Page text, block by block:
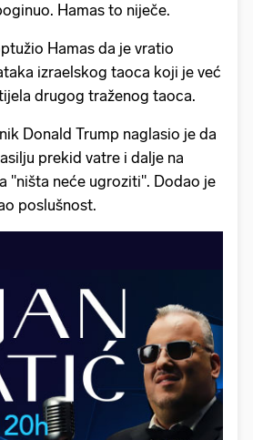
Hamas to niječe.
Hamas da je vratio
izraelskog taoca koji je već
drugog traženog taoca.
Donald Trump naglasio je da
prekid vatre i dalje na
"ništa neće ugroziti". Dodao je
poslušnost.